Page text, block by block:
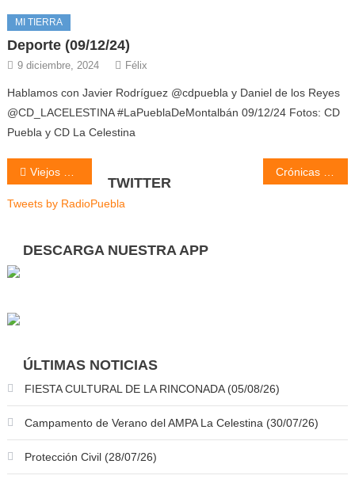
MI TIERRA
Deporte (09/12/24)
9 diciembre, 2024 Félix
Hablamos con Javier Rodríguez @cdpuebla y Daniel de los Reyes
@CD_LACELESTINA #LaPueblaDeMontalbán 09/12/24 Fotos: CD
Puebla y CD La Celestina
Navegación
de
Viejos sueños (04/12/18)
TWITTER
Tweets by RadioPuebla
DESCARGA NUESTRA APP
ÚLTIMAS NOTICIAS
FIESTA CULTURAL DE LA RINCONADA (05/08/26)
Campamento de Verano del AMPA La Celestina (30/07/26)
Protección Civil (28/07/26)